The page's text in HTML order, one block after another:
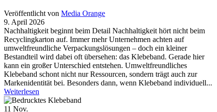
Veröffentlicht von Media Orange
9. April 2026
Nachhaltigkeit beginnt beim Detail Nachhaltigkeit hört nicht beim
Recyclingkarton auf. Immer mehr Unternehmen achten auf
umweltfreundliche Verpackungslösungen – doch ein kleiner
Bestandteil wird dabei oft übersehen: das Klebeband. Gerade hier
kann ein großer Unterschied entstehen. Umweltfreundliches
Klebeband schont nicht nur Ressourcen, sondern trägt auch zur
Markenidentität bei. Besonders dann, wenn Klebeband individuell...
Weiterlesen
11 Nov.